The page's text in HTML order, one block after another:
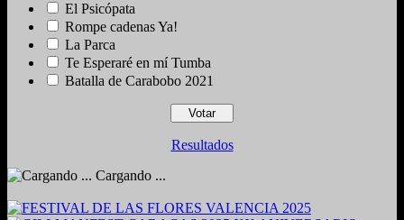
El Psicópata
Rompe cadenas Ya!
La Parca
Te Esperaré en mí Tumba
Batalla de Carabobo 2021
Resultados
Cargando ...